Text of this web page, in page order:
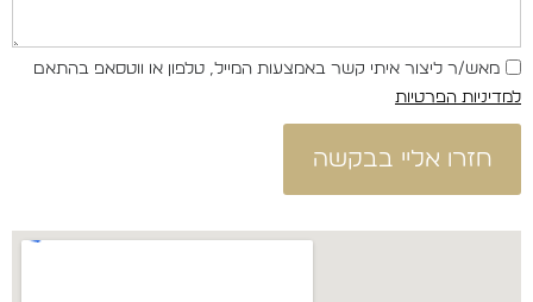
מאש/ר ליצור איתי קשר באמצעות המייל, טלפון או ווטסאפ בהתאם
למדיניות הפרטיות
חזרו אליי בבקשה